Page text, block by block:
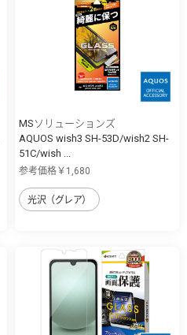
MSソリューションズ
AQUOS wish3 SH-53D/wish2 SH-
51C/wish ...
参考価格￥1,680
光沢（グレア）